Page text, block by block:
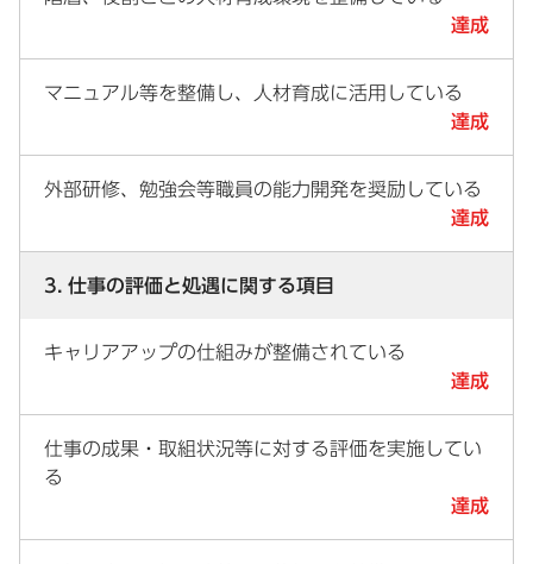
達成
マニュアル等を整備し、人材育成に活用している
達成
外部研修、勉強会等職員の能力開発を奨励している
達成
3. 仕事の評価と処遇に関する項目
キャリアアップの仕組みが整備されている
達成
仕事の成果・取組状況等に対する評価を実施してい
る
達成